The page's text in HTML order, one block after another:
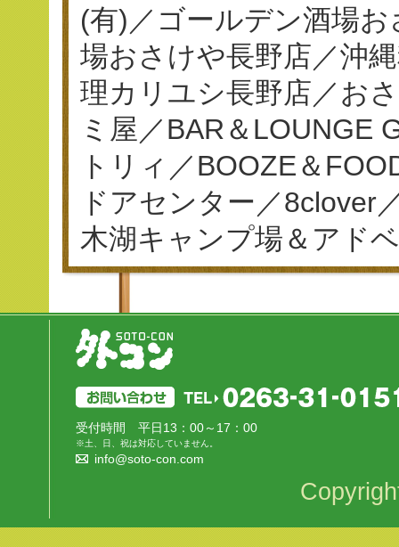
(有)／ゴールデン酒場
場おさけや長野店／沖
理カリユシ長野店／お
ミ屋／BAR＆LOUNGE
トリィ／BOOZE＆
ドアセンター／8clover
木湖キャンプ場＆アド
受付時間 平日13：00～17：00
※土、日、祝は対応していません。
info@soto-con.com